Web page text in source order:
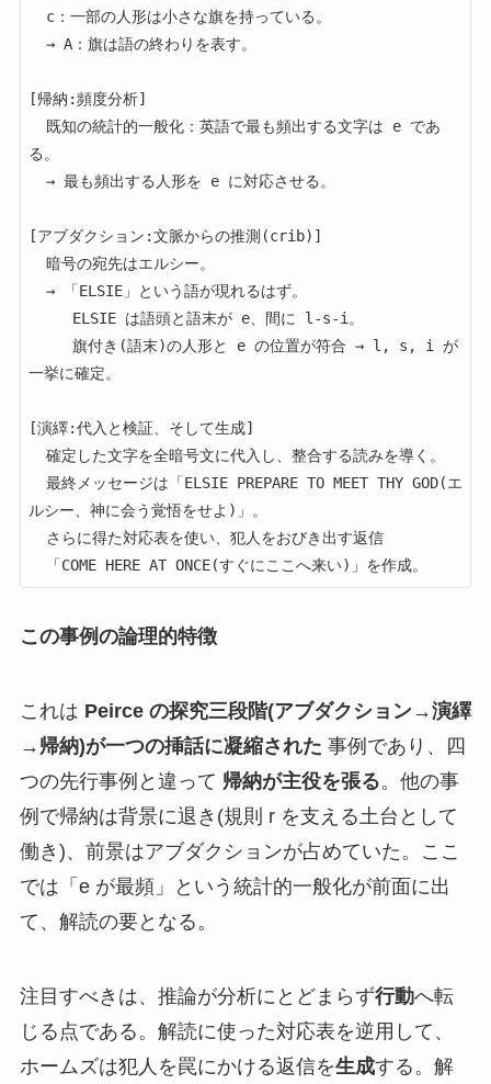
[帰納:頻度分析]
る。
[アブダクション:文脈からの推測(crib)]
一挙に確定。
[演繹:代入と検証、そして生成]
ルシー、神に会う覚悟をせよ)」。
この事例の論理的特徴
これは Peirce の探究三段階(アブダクション→演繹
→帰納)が一つの挿話に凝縮された 事例であり、四
つの先行事例と違って 帰納が主役を張る。他の事
例で帰納は背景に退き(規則 r を支える土台として
働き)、前景はアブダクションが占めていた。ここ
では「e が最頻」という統計的一般化が前面に出
て、解読の要となる。
注目すべきは、推論が分析にとどまらず行動へ転
じる点である。解読に使った対応表を逆用して、
ホームズは犯人を罠にかける返信を生成する。解